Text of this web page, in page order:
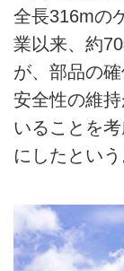
全長316mの
業以来、約
が、部品の
安全性の維
いることを
にしたという